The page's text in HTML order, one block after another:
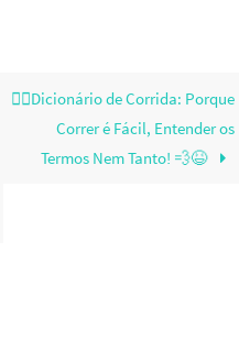
🏃‍♂️Dicionário de Corrida: Porque
Correr é Fácil, Entender os
Termos Nem Tanto! 💨😆